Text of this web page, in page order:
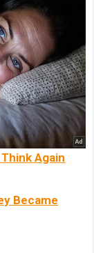
Again
Became